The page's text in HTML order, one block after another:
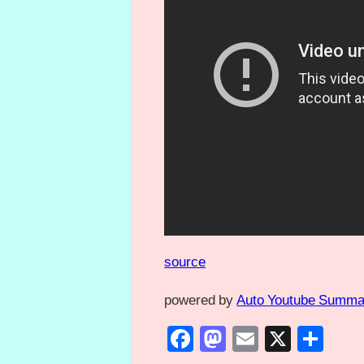
source
powered by Auto Youtube
Facebook
Mastodon
Email
X